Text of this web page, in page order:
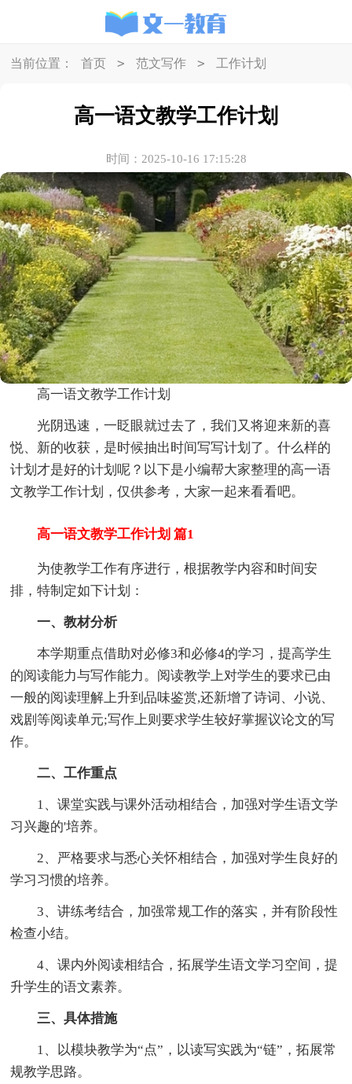
当前位置： 首页 > 范文写作 > 工作计划
高一语文教学工作计划
时间：2025-10-16 17:15:28
高一语文教学工作计划
光阴迅速，一眨眼就过去了，我们又将迎来新的喜
悦、新的收获，是时候抽出时间写写计划了。什么样的
计划才是好的计划呢？以下是小编帮大家整理的高一语
文教学工作计划，仅供参考，大家一起来看看吧。
高一语文教学工作计划 篇1
为使教学工作有序进行，根据教学内容和时间安
排，特制定如下计划：
一、教材分析
本学期重点借助对必修3和必修4的学习，提高学生
的阅读能力与写作能力。阅读教学上对学生的要求已由
一般的阅读理解上升到品味鉴赏,还新增了诗词、小说、
戏剧等阅读单元;写作上则要求学生较好掌握议论文的写
作。
二、工作重点
1、课堂实践与课外活动相结合，加强对学生语文学
习兴趣的'培养。
2、严格要求与悉心关怀相结合，加强对学生良好的
学习习惯的培养。
3、讲练考结合，加强常规工作的落实，并有阶段性
检查小结。
4、课内外阅读相结合，拓展学生语文学习空间，提
升学生的语文素养。
三、具体措施
1、以模块教学为“点”，以读写实践为“链”，拓展常
规教学思路。